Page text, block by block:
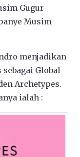
Gugur-
Musim
menjadikan
Global
Archetypes.
ialah :